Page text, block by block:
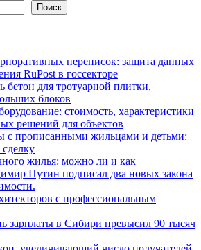
Поиск
переписок: защита данных
RuPost в госсекторе
бетон для тротуарной плитки,
блоков
стоимость, характеристики
решений для объектов
с прописанными жильцами и детьми:
сделку
жилья: можно ли и как
Путин подписал два новых закона
с профессиональным
зарплаты в Сибири превысил 90 тысяч